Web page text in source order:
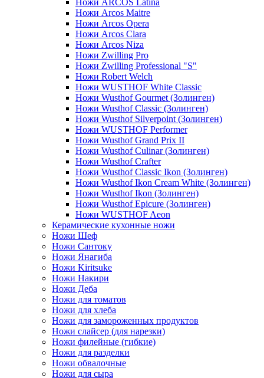
Ножи ARCOS Latina
Ножи Arcos Maitre
Ножи Arcos Opera
Ножи Arcos Clara
Ножи Arcos Niza
Ножи Zwilling Pro
Ножи Zwilling Professional "S"
Ножи Robert Welch
Ножи WUSTHOF White Classic
Ножи Wusthof Gourmet (Золинген)
Ножи Wusthof Classic (Золинген)
Ножи Wusthof Silverpoint (Золинген)
Ножи WUSTHOF Performer
Ножи Wusthof Grand Prix II
Ножи Wusthof Culinar (Золинген)
Ножи Wusthof Crafter
Ножи Wusthof Classic Ikon (Золинген)
Ножи Wusthof Ikon Cream White (Золинген)
Ножи Wusthof Ikon (Золинген)
Ножи Wusthof Epicure (Золинген)
Ножи WUSTHOF Aeon
Керамические кухонные ножи
Ножи Шеф
Ножи Сантоку
Ножи Янагиба
Ножи Kiritsuke
Ножи Накири
Ножи Деба
Ножи для томатов
Ножи для хлеба
Ножи для замороженных продуктов
Ножи слайсер (для нарезки)
Ножи филейные (гибкие)
Ножи для разделки
Ножи обвалочные
Ножи для сыра